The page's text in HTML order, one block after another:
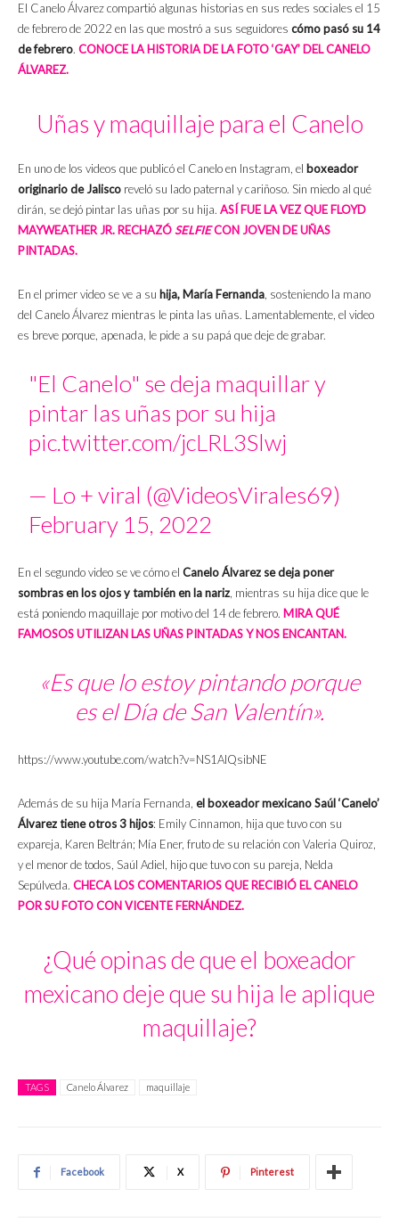
El Canelo Álvarez compartió algunas historias en sus redes sociales el 15
de febrero de 2022 en las que mostró a sus seguidores cómo pasó su 14
de febrero. CONOCE LA HISTORIA DE LA FOTO ‘GAY’ DEL CANELO
ÁLVAREZ.
Uñas y maquillaje para el Canelo
En uno de los videos que publicó el Canelo en Instagram, el boxeador
originario de Jalisco reveló su lado paternal y cariñoso. Sin miedo al qué
dirán, se dejó pintar las uñas por su hija. ASÍ FUE LA VEZ QUE FLOYD
MAYWEATHER JR. RECHAZÓSELFIECON JOVEN DE UÑAS
PINTADAS.
En el primer video se ve a su hija, María Fernanda, sosteniendo la mano
del Canelo Álvarez mientras le pinta las uñas. Lamentablemente, el video
es breve porque, apenada, le pide a su papá que deje de grabar.
"El Canelo" se deja maquillar y
pintar las uñas por su hija
pic.twitter.com/jcLRL3Slwj
— Lo + viral (@VideosVirales69)
February 15, 2022
En el segundo video se ve cómo el Canelo Álvarez se deja poner
sombras en los ojos y también en la nariz, mientras su hija dice que le
está poniendo maquillaje por motivo del 14 de febrero. MIRA QUÉ
FAMOSOS UTILIZAN LAS UÑAS PINTADAS Y NOS ENCANTAN.
«Es que lo estoy pintando porque
es el Día de San Valentín».
https://www.youtube.com/watch?v=NS1AIQsibNE
Además de su hija María Fernanda, el boxeador mexicano Saúl ‘Canelo’
Álvarez tiene otros 3 hijos: Emily Cinnamon, hija que tuvo con su
expareja, Karen Beltrán; Mía Ener, fruto de su relación con Valeria Quiroz,
y el menor de todos, Saúl Adiel, hijo que tuvo con su pareja, Nelda
Sepúlveda. CHECA LOS COMENTARIOS QUE RECIBIÓ EL CANELO
POR SU FOTO CON VICENTE FERNÁNDEZ.
¿Qué opinas de que el boxeador
mexicano deje que su hija le aplique
maquillaje?
TAGS Canelo Álvarez maquillaje
Facebook X Pinterest